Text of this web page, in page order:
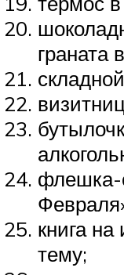
граната
флешка-
книга
тему;